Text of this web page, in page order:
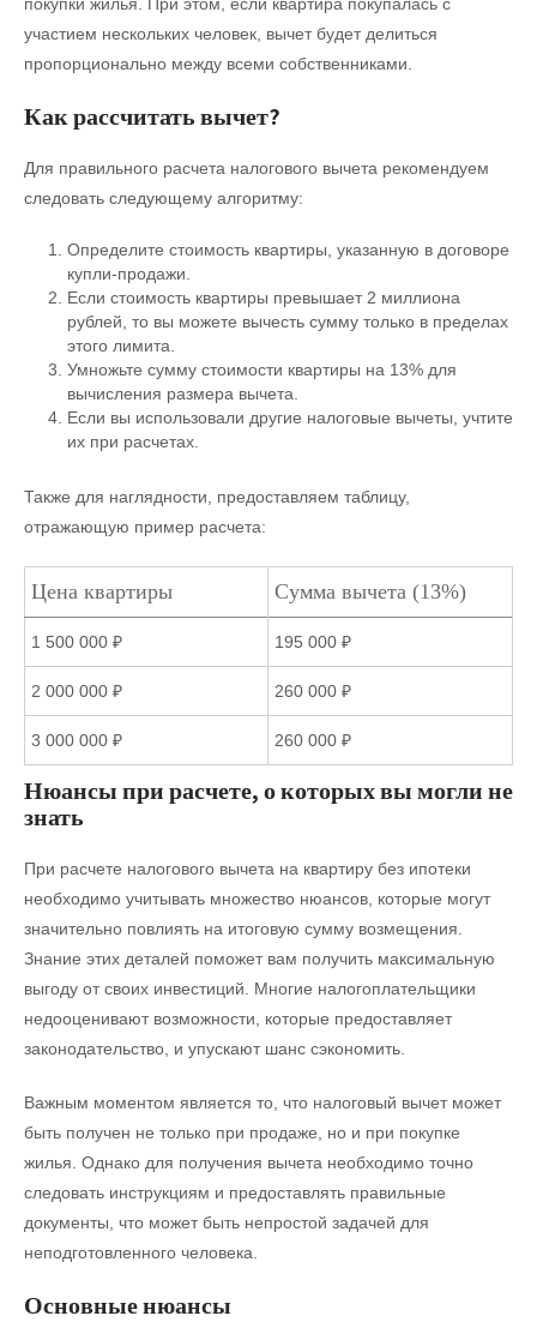
участием нескольких человек, вычет будет делиться
пропорционально между всеми собственниками.
Как рассчитать вычет?
Для правильного расчета налогового вычета рекомендуем
следовать следующему алгоритму:
Определите стоимость квартиры, указанную в договоре
купли-продажи.
Если стоимость квартиры превышает 2 миллиона
рублей, то вы можете вычесть сумму только в пределах
этого лимита.
Умножьте сумму стоимости квартиры на 13% для
вычисления размера вычета.
Если вы использовали другие налоговые вычеты, учтите
их при расчетах.
Также для наглядности, предоставляем таблицу,
отражающую пример расчета:
Цена квартиры Сумма вычета (13%)
1 500 000 ₽ 195 000 ₽
2 000 000 ₽ 260 000 ₽
3 000 000 ₽ 260 000 ₽
Нюансы при расчете, о которых вы могли не
знать
При расчете налогового вычета на квартиру без ипотеки
необходимо учитывать множество нюансов, которые могут
значительно повлиять на итоговую сумму возмещения.
Знание этих деталей поможет вам получить максимальную
выгоду от своих инвестиций. Многие налогоплательщики
недооценивают возможности, которые предоставляет
законодательство, и упускают шанс сэкономить.
Важным моментом является то, что налоговый вычет может
быть получен не только при продаже, но и при покупке
жилья. Однако для получения вычета необходимо точно
следовать инструкциям и предоставлять правильные
документы, что может быть непростой задачей для
неподготовленного человека.
Основные нюансы